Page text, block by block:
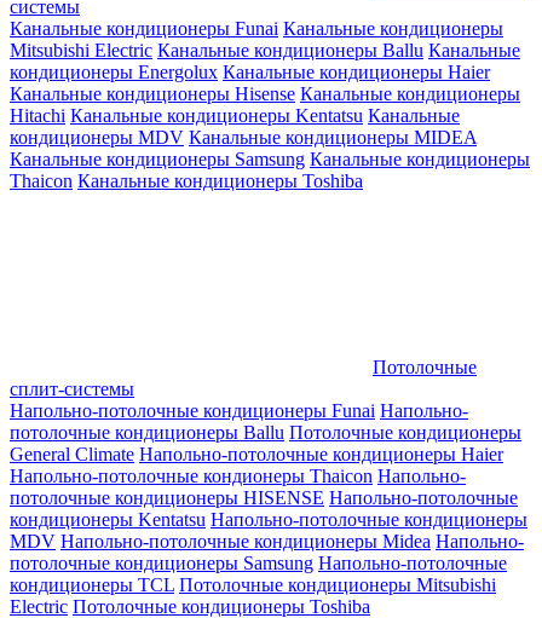
системы
Канальные кондиционеры Funai Канальные кондиционеры
Mitsubishi Electric Канальные кондиционеры Ballu Канальные
кондиционеры Energolux Канальные кондиционеры Haier
Канальные кондиционеры Hisense Канальные кондиционеры
Hitachi Канальные кондиционеры Kentatsu Канальные
кондиционеры MDV Канальные кондиционеры MIDEA
Канальные кондиционеры Samsung Канальные кондиционеры
Thaicon Канальные кондиционеры Toshiba
Потолочные
сплит-системы
Напольно-потолочные кондиционеры Funai Напольно-
потолочные кондиционеры Ballu Потолочные кондиционеры
General Climate Напольно-потолочные кондиционеры Haier
Напольно-потолочные кондионеры Thaicon Напольно-
потолочные кондиционеры HISENSE Напольно-потолочные
кондиционеры Kentatsu Напольно-потолочные кондиционеры
MDV Напольно-потолочные кондиционеры Midea Напольно-
потолочные кондиционеры Samsung Напольно-потолочные
кондиционеры TCL Потолочные кондиционеры Mitsubishi
Electric Потолочные кондиционеры Toshiba